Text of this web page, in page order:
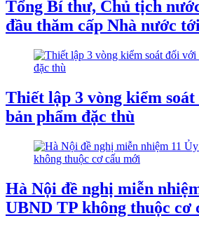
Tổng Bí thư, Chủ tịch
đầu thăm cấp Nhà nước
Thiết lập 3 vòng kiểm
bản phẩm đặc thù
Hà Nội đề nghị miễn
UBND TP không thuộc cơ